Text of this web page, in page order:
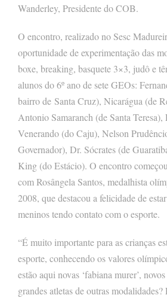
Wanderley, Presidente do COB.
O encontro, realizado no Sesc
oportunidade de experimentação das
boxe, breaking, basquete 3×3, judô e
alunos do 6º ano de sete GEOs:
bairro de Santa Cruz), Nicarágua (de
Antonio Samaranch (de Santa
Venerando (do Caju), Nelson
Governador), Dr. Sócrates (de
King (do Estácio). O encontro
com Rosângela Santos, medalhista
2008, que destacou a felicidade de
meninos tendo contato com o esporte.
“É muito importante para as crianças
esporte, conhecendo os valores
estão aqui novas ‘fabiana murer’,
grandes atletas de outras